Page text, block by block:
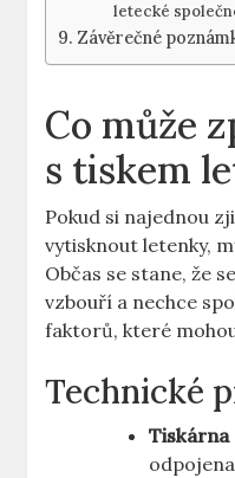
letecké
Závěrečné
Co může
s tiskem
Pokud si najednou
vytisknout letenky,
Občas se stane, že
vzbouří a nechce
faktorů, které
Technické